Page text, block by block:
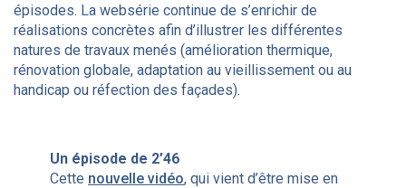
épisodes. La websérie continue de s’enrichir de
réalisations concrètes afin d’illustrer les différentes
natures de travaux menés (amélioration thermique,
rénovation globale, adaptation au vieillissement ou au
handicap ou réfection des façades).
Un épisode de 2’46
Cette nouvelle vidéo, qui vient d’être mise en